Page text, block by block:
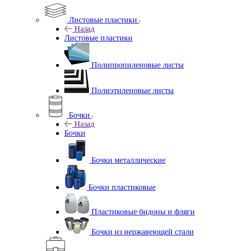
Листовые пластики
Назад
Листовые пластики
Полипропиленовые листы
Полиэтиленовые листы
Бочки
Назад
Бочки
Бочки металлические
Бочки пластиковые
Пластиковые бидоны и фляги
Бочки из нержавеющей стали